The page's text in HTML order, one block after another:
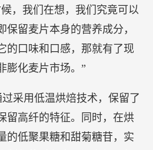
，我们在想，我们究竟可以
保留麦片本身的营养成分，
的口味和口感，那就有了现
膨化麦片市场。”
采用低温烘焙技术，保留了
留高纤的特征。同时，在烘
的低聚果糖和甜菊糖苷，实